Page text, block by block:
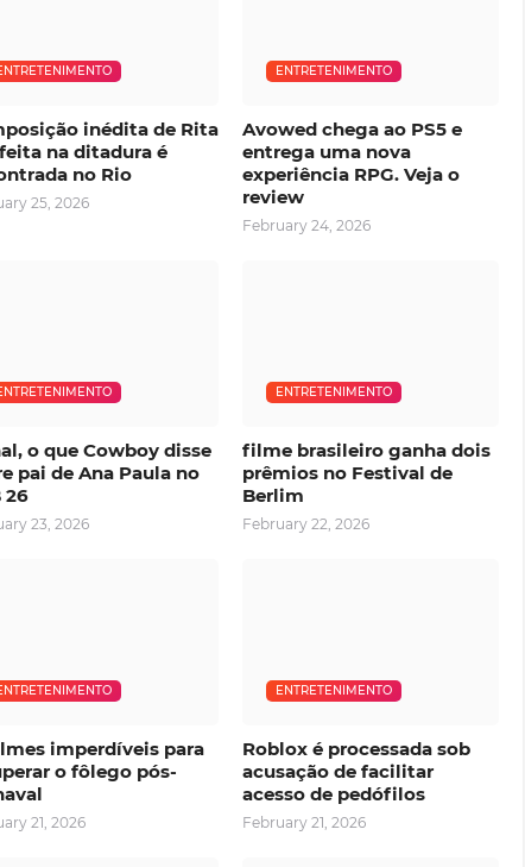
inédita de Rita
na ditadura é
no Rio
25, 2026
ENTRETENIMENTO
Avowed chega ao PS5 e
entrega uma nova
experiência RPG. Veja o
review
February 24, 2026
o que Cowboy disse
pai de Ana Paula no
26
23, 2026
ENTRETENIMENTO
filme brasileiro ganha dois
prêmios no Festival de
Berlim
February 22, 2026
imperdíveis para
o fôlego pós-
21, 2026
ENTRETENIMENTO
Roblox é processada sob
acusação de facilitar
acesso de pedófilos
February 21, 2026